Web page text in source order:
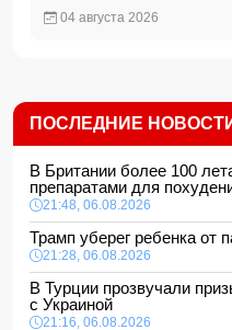
04 августа 2026
ПОСЛЕДНИЕ
В Британии более 100
препаратами для
21:48, 06.08.2026
Трамп уберег ребенка от
21:28, 06.08.2026
В Турции прозвучали
с Украиной
21:16, 06.08.2026